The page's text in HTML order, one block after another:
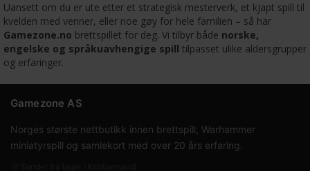
Uansett om du er ute etter et strategisk mesterverk, et kjapt spill til
kvelden med venner, eller noe gøy for hele familien – så har
Gamezone.no brettspillet for deg. Vi tilbyr både norske,
engelske og språkuavhengige spill tilpasset ulike aldersgrupper
og erfaringer.
Gamezone AS
Norges største nettbutikk innen brettspill, Warhammer
miniatyrspill og samlekort med over 20 års erfaring.